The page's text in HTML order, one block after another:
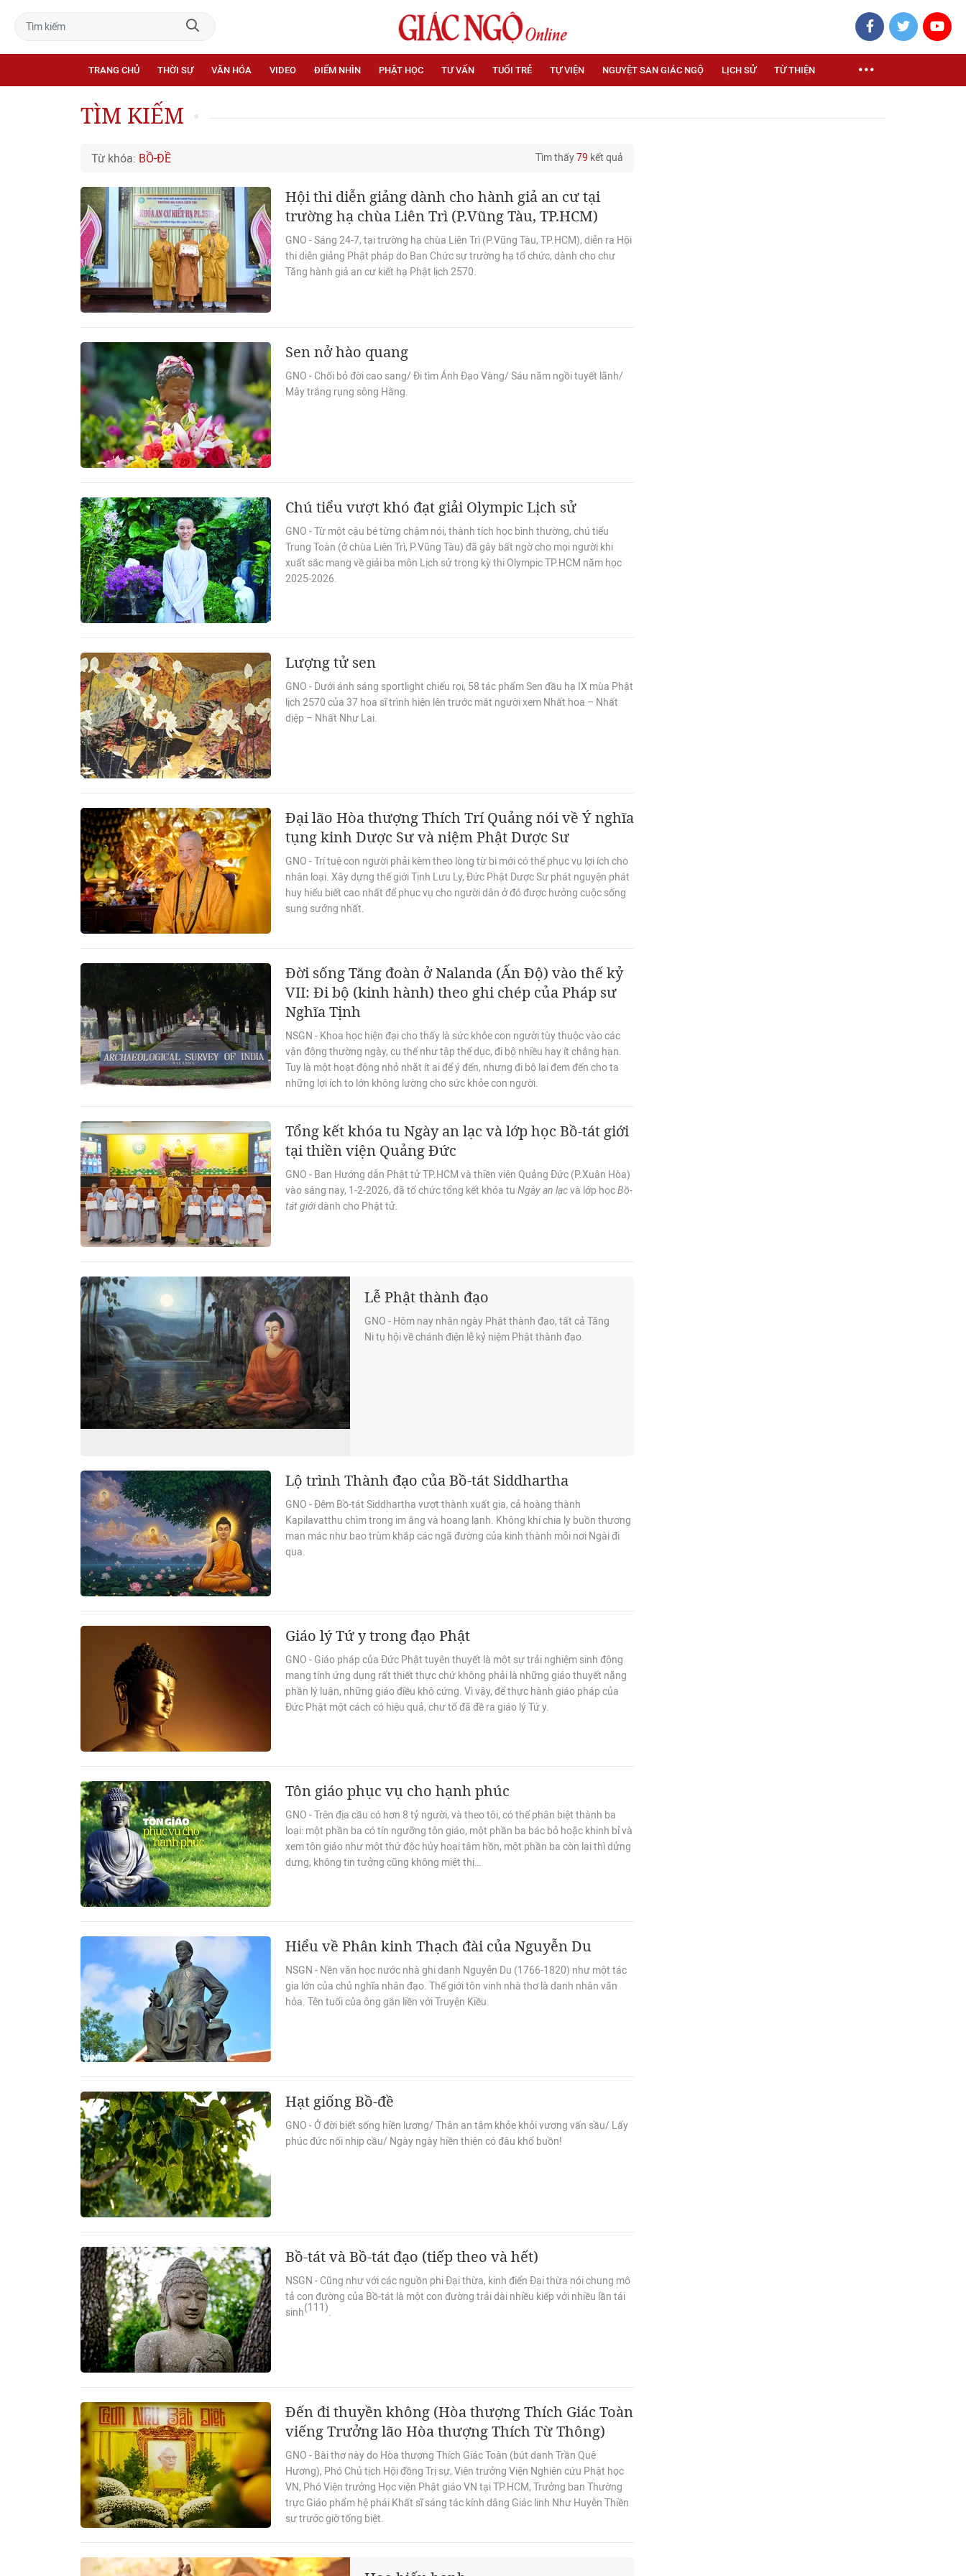
TRANG CHỦ THỜI SỰ VĂN HÓA VIDEO ĐIỂM NHÌN PHẬT HỌC TƯ VẤN TUỔI TRẺ TỰ VIỆN NGUYỆT SAN GIÁC NGỘ LỊCH SỬ TỪ THIỆN
TÌM KIẾM
Từ khóa: BỒ-ĐỀ Tìm thấy79 kết quả
Hội thi diễn giảng dành cho hành giả an cư tại
trường hạ chùa Liên Trì (P.Vũng Tàu, TP.HCM)
GNO - Sáng 24-7, tại trường hạ chùa Liên Trì (P.Vũng Tàu, TP.HCM), diễn ra Hội
thi diễn giảng Phật pháp do Ban Chức sự trường hạ tổ chức, dành cho chư
Tăng hành giả an cư kiết hạ Phật lịch 2570.
Sen nở hào quang
GNO - Chối bỏ đời cao sang/ Đi tìm Ánh Đạo Vàng/ Sáu năm ngồi tuyết lãnh/
Mây trắng rụng sông Hằng.
Chú tiểu vượt khó đạt giải Olympic Lịch sử
GNO - Từ một cậu bé từng chậm nói, thành tích học bình thường, chú tiểu
Trung Toàn (ở chùa Liên Trì, P.Vũng Tàu) đã gây bất ngờ cho mọi người khi
xuất sắc mang về giải ba môn Lịch sử trong kỳ thi Olympic TP.HCM năm học
2025-2026.
Lượng tử sen
GNO - Dưới ánh sáng sportlight chiếu rọi, 58 tác phẩm Sen đầu hạ IX mùa Phật
lịch 2570 của 37 họa sĩ trình hiện lên trước mắt người xem Nhất hoa – Nhất
diệp – Nhất Như Lai.
Đại lão Hòa thượng Thích Trí Quảng nói về Ý nghĩa
tụng kinh Dược Sư và niệm Phật Dược Sư
GNO - Trí tuệ con người phải kèm theo lòng từ bi mới có thể phục vụ lợi ích cho
nhân loại. Xây dựng thế giới Tịnh Lưu Ly, Đức Phật Dược Sư phát nguyện phát
huy hiểu biết cao nhất để phục vụ cho người dân ở đó được hưởng cuộc sống
sung sướng nhất.
Đời sống Tăng đoàn ở Nalanda (Ấn Độ) vào thế kỷ
VII: Đi bộ (kinh hành) theo ghi chép của Pháp sư
Nghĩa Tịnh
NSGN - Khoa học hiện đại cho thấy là sức khỏe con người tùy thuộc vào các
vận động thường ngày, cụ thể như tập thể dục, đi bộ nhiều hay ít chẳng hạn.
Tuy là một hoạt động nhỏ nhặt ít ai để ý đến, nhưng đi bộ lại đem đến cho ta
những lợi ích to lớn không lường cho sức khỏe con người.
Tổng kết khóa tu Ngày an lạc và lớp học Bồ-tát giới
tại thiền viện Quảng Đức
GNO - Ban Hướng dẫn Phật tử TP.HCM và thiền viện Quảng Đức (P.Xuân Hòa)
vào sáng nay, 1-2-2026, đã tổ chức tổng kết khóa tu Ngày an lạcvà lớp họcBồ-
tát giớidành cho Phật tử.
Lễ Phật thành đạo
GNO - Hôm nay nhân ngày Phật thành đạo, tất cả Tăng
Ni tụ hội về chánh điện lễ kỷ niệm Phật thành đạo.
Lộ trình Thành đạo của Bồ-tát Siddhartha
GNO - Đêm Bồ-tát Siddhartha vượt thành xuất gia, cả hoàng thành
Kapilavatthu chìm trong im ắng và hoang lạnh. Không khí chia ly buồn thương
man mác như bao trùm khắp các ngã đường của kinh thành mỗi nơi Ngài đi
qua.
Giáo lý Tứ y trong đạo Phật
GNO - Giáo pháp của Đức Phật tuyên thuyết là một sự trải nghiệm sinh động
mang tính ứng dụng rất thiết thực chứ không phải là những giáo thuyết nặng
phần lý luận, những giáo điều khô cứng. Vì vậy, để thực hành giáo pháp của
Đức Phật một cách có hiệu quả, chư tổ đã đề ra giáo lý Tứ y.
Tôn giáo phục vụ cho hạnh phúc
GNO - Trên địa cầu có hơn 8 tỷ người, và theo tôi, có thể phân biệt thành ba
loại: một phần ba có tín ngưỡng tôn giáo, một phần ba bác bỏ hoặc khinh bỉ và
xem tôn giáo như một thứ độc hủy hoại tâm hồn, một phần ba còn lại thì dửng
dưng, không tin tưởng cũng không miệt thị…
Hiểu về Phân kinh Thạch đài của Nguyễn Du
NSGN - Nền văn học nước nhà ghi danh Nguyễn Du (1766-1820) như một tác
gia lớn của chủ nghĩa nhân đạo. Thế giới tôn vinh nhà thơ là danh nhân văn
hóa. Tên tuổi của ông gắn liền với Truyện Kiều.
Hạt giống Bồ-đề
GNO - Ở đời biết sống hiền lương/ Thân an tâm khỏe khỏi vương vấn sầu/ Lấy
phúc đức nối nhịp cầu/ Ngày ngày hiền thiện có đâu khổ buồn!
Bồ-tát và Bồ-tát đạo (tiếp theo và hết)
NSGN - Cũng như với các nguồn phi Đại thừa, kinh điển Đại thừa nói chung mô
tả con đường của Bồ-tát là một con đường trải dài nhiều kiếp với nhiều lần tái
sinh(111).
Đến đi thuyền không (Hòa thượng Thích Giác Toàn
viếng Trưởng lão Hòa thượng Thích Từ Thông)
GNO - Bài thơ này do Hòa thượng Thích Giác Toàn (bút danh Trần Quê
Hương), Phó Chủ tịch Hội đồng Trị sự, Viện trưởng Viện Nghiên cứu Phật học
VN, Phó Viện trưởng Học viện Phật giáo VN tại TP.HCM, Trưởng ban Thường
trực Giáo phẩm hệ phái Khất sĩ sáng tác kính dâng Giác linh Như Huyễn Thiền
sư trước giờ tống biệt.